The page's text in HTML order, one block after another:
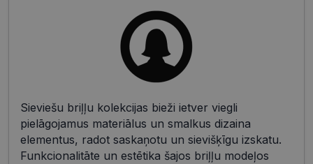
Sieviešu briļļu kolekcijas bieži ietver viegli
pielāgojamus materiālus un smalkus dizaina
elementus, radot saskaņotu un sievišķīgu izskatu.
Funkcionalitāte un estētika šajos briļļu modeļos